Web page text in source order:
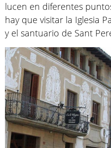
lucen en diferentes
hay que visitar la Iglesia
y el santuario de Sant